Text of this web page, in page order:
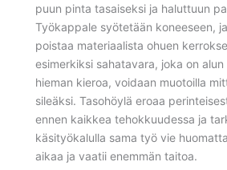
puun pinta tasaiseksi ja haluttuun
Työkappale syötetään koneeseen,
poistaa materiaalista ohuen
esimerkiksi sahatavara, joka on
hieman kieroa, voidaan muotoilla
sileäksi. Tasohöylä eroaa
ennen kaikkea tehokkuudessa ja
käsityökalulla sama työ vie
aikaa ja vaatii enemmän taitoa.